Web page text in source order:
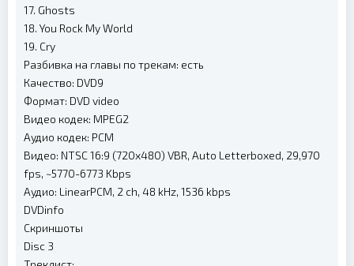
17. Ghosts
18. You Rock My World
19. Cry
Разбивка на главы по трекам: есть
Качество: DVD9
Формат: DVD video
Видео кодек: MPEG2
Аудио кодек: PCM
Видео: NTSC 16:9 (720x480) VBR, Auto Letterboxed, 29,970
fps, ~5770-6773 Kbps
Аудио: LinearPCM, 2 ch, 48 kHz, 1536 kbps
DVDinfo
Скриншоты
Disc 3